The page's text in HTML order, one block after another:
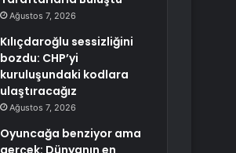
Ağustos 7, 2026
Kılıçdaroğlu sessizliğini
bozdu: CHP’yi
kuruluşundaki kodlara
ulaştıracağız
Ağustos 7, 2026
Oyuncağa benziyor ama
gerçek: Dünyanın en